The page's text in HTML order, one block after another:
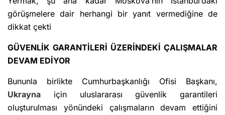
görüşmelere dair herhangi bir yanıt vermediğine de
dikkat çekti
GÜVENLİK GARANTİLERİ ÜZERİNDEKİ ÇALIŞMALAR
DEVAM EDİYOR
Bununla birlikte Cumhurbaşkanlığı Ofisi Başkanı,
Ukrayna için uluslararası güvenlik garantileri
oluşturulması yönündeki çalışmaların devam ettiğini